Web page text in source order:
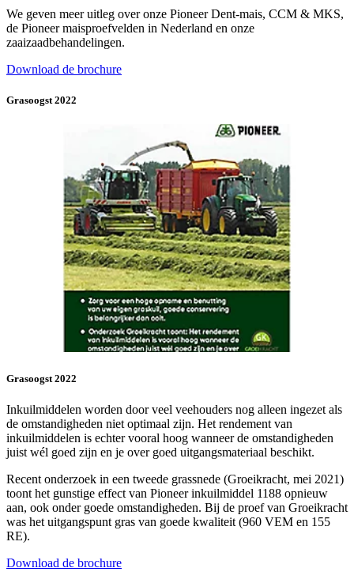
We geven meer uitleg over onze Pioneer Dent-mais, CCM & MKS,
de Pioneer maisproefvelden in Nederland en onze
zaaizaadbehandelingen.
Download de brochure
Grasoogst 2022
Grasoogst 2022
Inkuilmiddelen worden door veel veehouders nog alleen ingezet als
de omstandigheden niet optimaal zijn. Het rendement van
inkuilmiddelen is echter vooral hoog wanneer de omstandigheden
juist wél goed zijn en je over goed uitgangsmateriaal beschikt.
Recent onderzoek in een tweede grassnede (Groeikracht, mei 2021)
toont het gunstige effect van Pioneer inkuilmiddel 1188 opnieuw
aan, ook onder goede omstandigheden. Bij de proef van Groeikracht
was het uitgangspunt gras van goede kwaliteit (960 VEM en 155
RE).
Download de brochure